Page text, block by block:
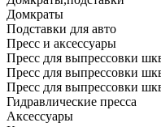
Домкраты
Подставки для авто
Пресс и аксессуары
Пресс для выпрессовки
Пресс для выпрессовки
Пресс для выпрессовки
Гидравлические пресса
Аксессуары